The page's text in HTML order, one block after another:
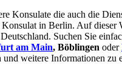
Konsulate die auch die
Konsulat in Berlin. Auf dieser
Suchen Sie
am Main, Böblingen oder
und weitere Informationen zu